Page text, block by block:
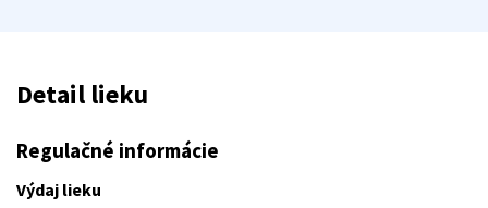
Detail lieku
Regulačné informácie
Výdaj lieku